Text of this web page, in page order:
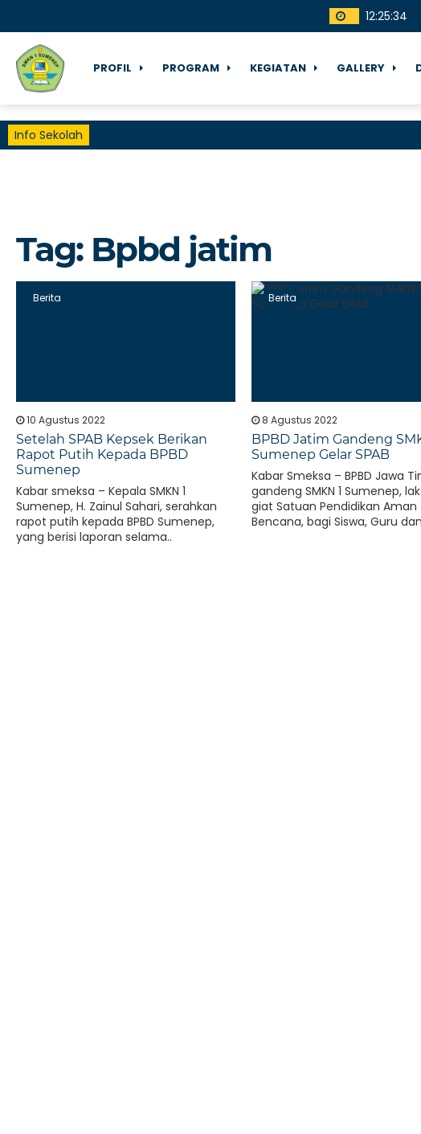
12:25:35
PROFIL PROGRAM KEGIATAN GALLERY
Info Sekolah
Tag: Bpbd jatim
Berita
10 Agustus 2022
Setelah SPAB Kepsek Berikan
Rapot Putih Kepada BPBD
Sumenep
Kabar smeksa – Kepala SMKN 1
Sumenep, H. Zainul Sahari, serahkan
rapot putih kepada BPBD Sumenep,
yang berisi laporan selama..
Berita
8 Agustus 2022
BPBD Jatim Gandeng
Sumenep Gelar SPAB
Kabar Smeksa – BPBD Jawa
gandeng SMKN 1 Sumenep,
giat Satuan Pendidikan Aman
Bencana, bagi Siswa, Guru